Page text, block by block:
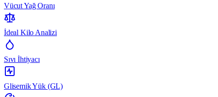
Vücut Yağ Oranı
İdeal Kilo Analizi
Sıvı İhtiyacı
Glisemik Yük (GL)